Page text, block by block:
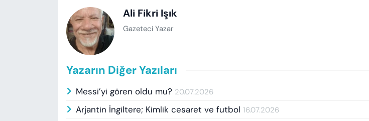
Ali Fikri Işık
Gazeteci Yazar
Yazarın Diğer Yazıları
Messi’yi gören oldu mu? 20.07.2026
Arjantin İngiltere; Kimlik cesaret ve futbol 16.07.2026